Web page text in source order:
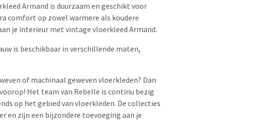
Armand is duurzaam en geschikt voor
comfort op zowel warmere als koudere
je interieur met vintage vloerkleed Armand.
is beschikbaar in verschillende maten,
of machinaal geweven vloerkleden? Dan
Het team van Rebelle is continu bezig
op het gebied van vloerkleden. De collecties
en zijn een bijzondere toevoeging aan je